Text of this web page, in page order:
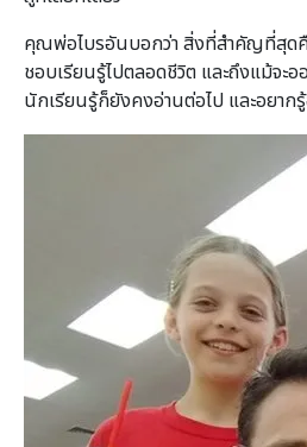
คุณพ่อไบรอันบอกว่า สิ่งที่สำคัญที่สุดคื
ชอบเรียนรู้ไปตลอดชีวิต และถึงแม้จะอ
นักเรียนรู้ก็ยังคงอ่านต่อไป และอยาก